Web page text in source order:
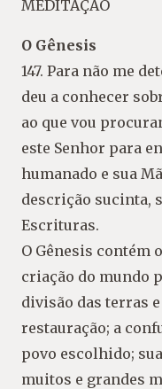
MEDITAÇÃO
O Gênesis
147. Para não me
deu a conhecer
ao que vou
este Senhor para
humanado e sua
descrição sucinta,
Escrituras.
O Gênesis contém
criação do mundo
divisão das terras
restauração; a
povo escolhido;
muitos e grandes